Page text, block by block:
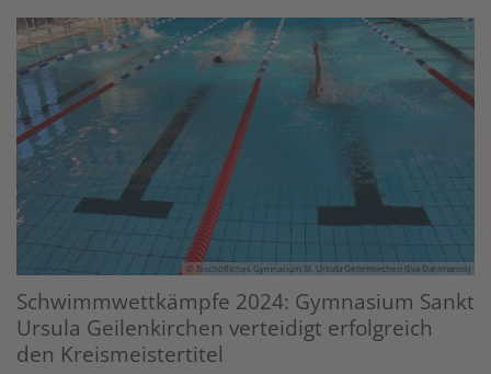
© Bischöfliches Gymnasium St. Ursula Geilenkirchen (Eva Dahlmanns)
Schwimmwettkämpfe 2024: Gymnasium Sankt
Ursula Geilenkirchen verteidigt erfolgreich
den Kreismeistertitel